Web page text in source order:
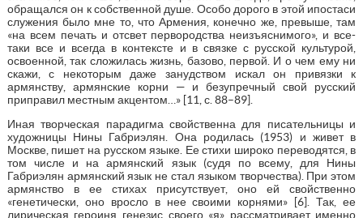
обращался он к собственной душе. Особо дорого в этой ипостаси
служения было мне то, что Армения, конечно же, превыше, там
«на всем печать и отсвет первородства неизъяснимого», и все-
таки все и всегда в контексте и в связке с русской культурой,
освоенной, так сложилась жизнь, базово, первой. И о чем ему ни
скажи, с некоторым даже занудством искал он привязки к
армянству, армянские корни — и безупречный свой русский
приправил местным акцентом…» [11, с. 88–89].
Иная творческая парадигма свойственна для писательницы и
художницы Нины Габриэлян. Она родилась (1953) и живет в
Москве, пишет на русском языке. Ее стихи широко переводятся, в
том числе и на армянский язык (судя по всему, для Нины
Габриэлян армянский язык не стал языком творчества). При этом
армянство в ее стихах присутствует, оно ей свойственно
«генетически, оно вросло в нее своими корнями» [6]. Так, ее
лирическая героиня генезис своего «я» рассматривает именно